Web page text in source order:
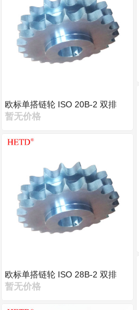
欧标单搭链轮 ISO 20B-2 双排
暂无价格
欧标单搭链轮 ISO 28B-2 双排
暂无价格